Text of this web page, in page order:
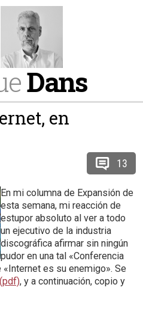
Dans
en
13
En mi columna de Expansión de
esta semana, mi reacción de
estupor absoluto al ver a todo
un ejecutivo de la industria
discográfica afirmar sin ningún
pudor en una tal «Conferencia
es su enemigo». Se
, y a continuación, copio y